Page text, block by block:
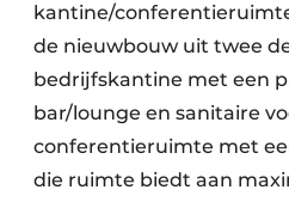
kantine/
de nieuwbouw uit twee
bedrijfskantine met een
bar/lounge en sanitaire
conferentieruimte met
die ruimte biedt aan